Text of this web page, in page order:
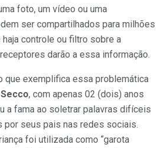
foto, um vídeo ou uma
ser compartilhados para milhões
controle ou filtro sobre a
darão a essa informação.
que exemplifica essa problemática
, com apenas 02 (dois) anos
a fama ao soletrar palavras difíceis
por seus pais nas redes sociais.
foi utilizada como “garota